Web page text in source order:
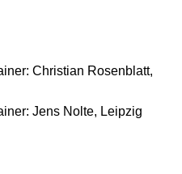
Christian Rosenblatt,
Jens Nolte, Leipzig